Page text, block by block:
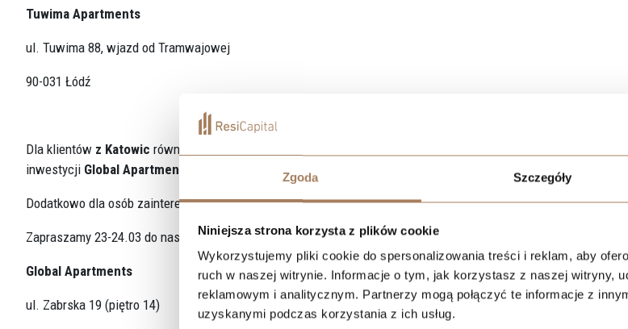
Zgoda Szczegóły
Niniejsza strona korzysta z plików cookie
Wykorzystujemy pliki cookie do spersonalizowania treści i reklam, aby
ruch w naszej witrynie. Informacje o tym, jak korzystasz z naszej witryny,
reklamowym i analitycznym. Partnerzy mogą połączyć te informacje z
uzyskanymi podczas korzystania z ich usług.
Tuwima Apartments
ul. Tuwima 88, wjazd od Tramwajowej
90-031 Łódź
Dla klientów z Katowic również przygotowaliśmy ofertę specjalną: czekają na Was
inwestycji Global Apartments!*
Dodatkowo dla osób zainteresowanych zakupem mieszkania3- lub 4-pokojowego w inwestycji Belg,
Zapraszamy 23-24.03 do naszego biura:
Global Apartments
ul. Zabrska 19 (piętro 14)